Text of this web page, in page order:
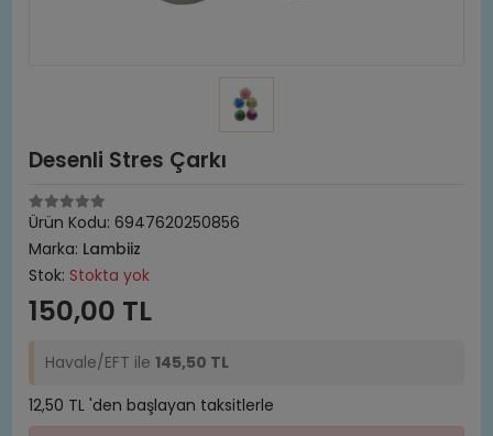
Desenli Stres Çarkı
Ürün Kodu: 6947620250856
Marka: Lambiiz
Stok: Stokta yok
150,00 TL
Havale/EFT ile 145,50 TL
12,50 TL 'den başlayan taksitlerle